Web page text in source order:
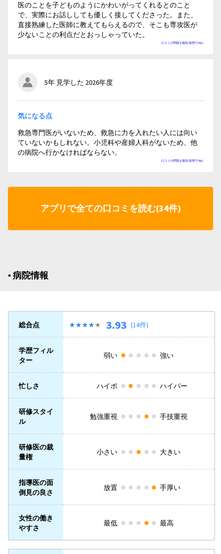
口コミの問題を報告(採用で50p)
医のことを子どものようにかわいがってくれるとのこと
で、実際にお話ししても優しく接してくださった。また、
直接熟練した医師に教えてもらえるので、そこも専攻医が
少ないことの利点だとおっしゃっていた。
5年 見学した 2026年度
口コミの問題を報告(採用で50p)
気になる点
救急専門医がいないため、救急に力を入れたい人には向い
ていないかもしれない。小児科や産婦人科がないため、他
の病院へ行かなければならない。
アプリで全ての口コミを読む(34件)
▪︎ 病院情報
総合点 ★★★★★
★★★★★ 3.93 (14件)
学歴フィル
ター
弱い 強い
忙しさ ハイポ ハイパー
研修スタイ
ル
勉強重視 手技重視
研修医の裁
量権
小さい 大きい
指導医の面
倒見の良さ
放置 手厚い
女性の働き
やすさ
最低 最高